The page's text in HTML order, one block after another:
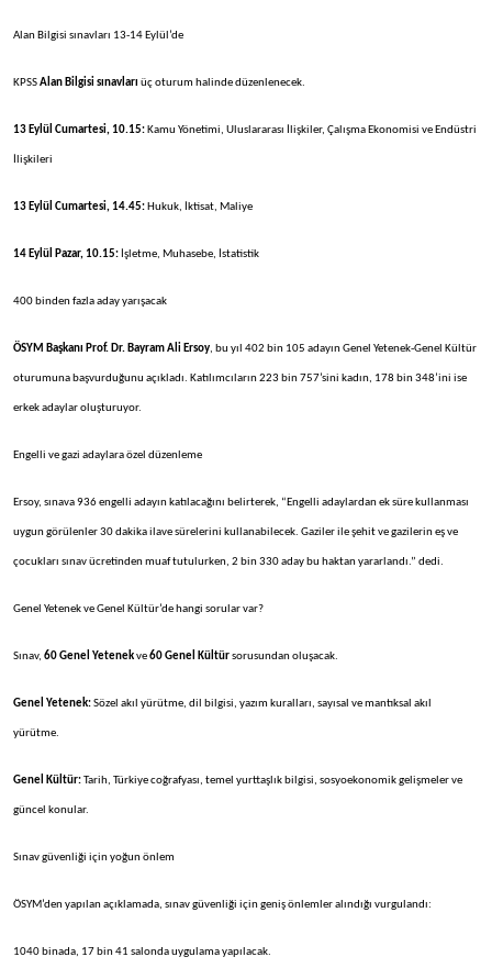
Alan Bilgisi sınavları 13-14 Eylül’de
KPSSAlan Bilgisi sınavları üç oturum halinde düzenlenecek.
13 Eylül Cumartesi, 10.15:Kamu Yönetimi, Uluslararası İlişkiler, Çalışma Ekonomisi ve Endüstri
İlişkileri
13 Eylül Cumartesi, 14.45:Hukuk, İktisat, Maliye
14 Eylül Pazar, 10.15:İşletme, Muhasebe, İstatistik
400 binden fazla aday yarışacak
ÖSYM Başkanı Prof. Dr. Bayram Ali Ersoy, bu yıl 402 bin 105 adayın Genel Yetenek-Genel Kültür
oturumuna başvurduğunu açıkladı. Katılımcıların 223 bin 757’sini kadın, 178 bin 348’ini ise
erkek adaylar oluşturuyor.
Engelli ve gazi adaylara özel düzenleme
Ersoy, sınava 936 engelli adayın katılacağını belirterek, “Engelli adaylardan ek süre kullanması
uygun görülenler 30 dakika ilave sürelerini kullanabilecek. Gaziler ile şehit ve gazilerin eş ve
çocukları sınav ücretinden muaf tutulurken, 2 bin 330 aday bu haktan yararlandı.” dedi.
Genel Yetenek ve Genel Kültür’de hangi sorular var?
Sınav, 60 Genel Yetenekve60 Genel Kültürsorusundan oluşacak.
Genel Yetenek:Sözel akıl yürütme, dil bilgisi, yazım kuralları, sayısal ve mantıksal akıl
yürütme.
Genel Kültür: Tarih, Türkiye coğrafyası, temel yurttaşlık bilgisi, sosyoekonomik gelişmeler ve
güncel konular.
Sınav güvenliği için yoğun önlem
ÖSYM’den yapılan açıklamada, sınav güvenliği için geniş önlemler alındığı vurgulandı:
1040 binada, 17 bin 41 salonda uygulama yapılacak.